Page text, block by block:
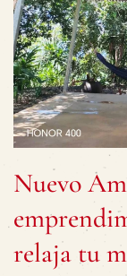
Nuevo
relaja tu